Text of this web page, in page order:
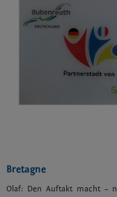
Bretagne
Olaf: Den Auftakt macht –